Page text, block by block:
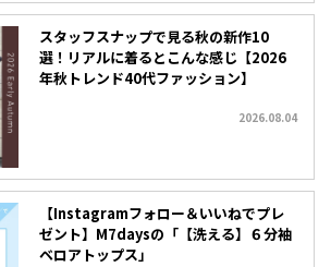
スタッフスナップで見る秋の新作10
選！リアルに着るとこんな感じ【2026
年秋トレンド40代ファッション】
2026.08.04
【Instagramフォロー＆いいねでプレ
ゼント】M7daysの「【洗える】６分袖
ベロアトップス」